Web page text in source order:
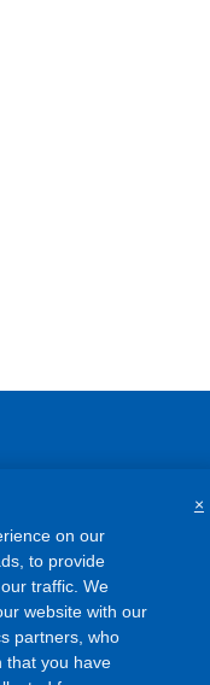
on our
to provide
traffic. We
website with our
partners, who
that you have
×